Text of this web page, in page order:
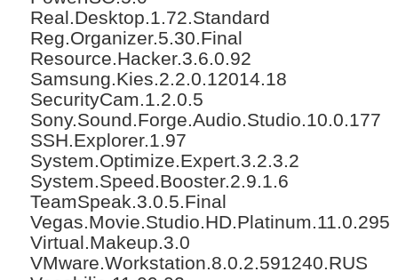
Real.Desktop.1.72.Standard
Reg.Organizer.5.30.Final
Resource.Hacker.3.6.0.92
Samsung.Kies.2.2.0.12014.18
SecurityCam.1.2.0.5
Sony.Sound.Forge.Audio.Studio.10.0.177
SSH.Explorer.1.97
System.Optimize.Expert.3.2.3.2
System.Speed.Booster.2.9.1.6
TeamSpeak.3.0.5.Final
Vegas.Movie.Studio.HD.Platinum.11.0.295
Virtual.Makeup.3.0
VMware.Workstation.8.0.2.591240.RUS